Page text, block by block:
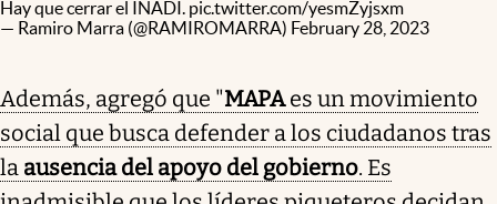
Hay que cerrar el INADI. pic.twitter.com/yesmZyjsxm
— Ramiro Marra (@RAMIROMARRA) February 28, 2023
Además, agregó que "MAPAes un movimiento
social que busca defender a los ciudadanos tras
la ausencia del apoyo del gobierno. Es